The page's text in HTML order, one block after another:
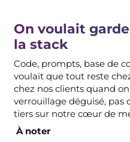
On voulait
la stack
Code, prompts, base de
voulait que tout reste
chez nos clients quand
verrouillage déguisé, pas
tiers sur notre cœur de
À noter